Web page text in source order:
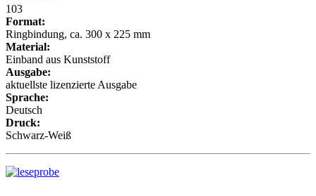
103
Format:
Ringbindung, ca. 300 x 225 mm
Material:
Einband aus Kunststoff
Ausgabe:
aktuellste lizenzierte Ausgabe
Sprache:
Deutsch
Druck:
Schwarz-Weiß